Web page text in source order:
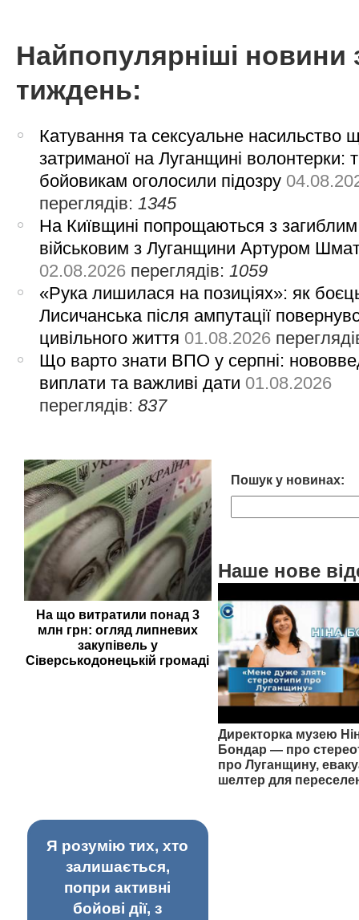
Найпопулярніші новини
тиждень:
Катування та сексуальне насильство
затриманої на Луганщині волонтерки:
бойовикам оголосили підозру
переглядів:1345
На Київщині попрощаються з загиблим
військовим з Луганщини Артуром
02.08.2026 переглядів:1059
«Рука лишилася на позиціях»: як
Лисичанська після ампутації
цивільного життя 01.08.2026
Що варто знати ВПО у серпні:
виплати та важливі дати 01.08.2026
переглядів:837
На що витратили понад 3
млн грн: огляд липневих
закупівель у
Сіверськодонецькій громаді
Пошук у новинах:
Наше нове
Директорка музею
Бондар — про
про Луганщину,
шелтер для
Я розумію тих, хто
залишається,
попри активні
бойові дії, з